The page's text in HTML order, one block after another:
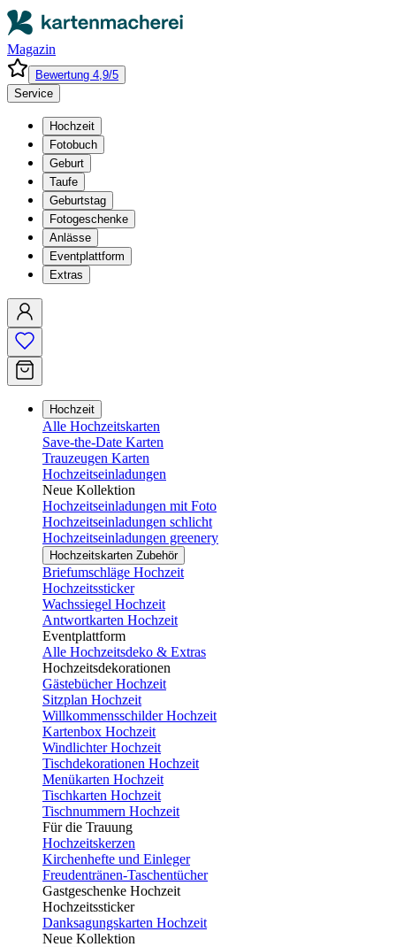
Magazin
Bewertung 4,9/5
Service
Hochzeit
Fotobuch
Geburt
Taufe
Geburtstag
Fotogeschenke
Anlässe
Eventplattform
Extras
Hochzeit
Alle Hochzeitskarten
Save-the-Date Karten
Trauzeugen Karten
Hochzeitseinladungen
Neue Kollektion
Hochzeitseinladungen mit Foto
Hochzeitseinladungen schlicht
Hochzeitseinladungen greenery
Hochzeitskarten Zubehör
Briefumschläge Hochzeit
Hochzeitssticker
Wachssiegel Hochzeit
Antwortkarten Hochzeit
Eventplattform
Alle Hochzeitsdeko & Extras
Hochzeitsdekorationen
Gästebücher Hochzeit
Sitzplan Hochzeit
Willkommensschilder Hochzeit
Kartenbox Hochzeit
Windlichter Hochzeit
Tischdekorationen Hochzeit
Menükarten Hochzeit
Tischkarten Hochzeit
Tischnummern Hochzeit
Für die Trauung
Hochzeitskerzen
Kirchenhefte und Einleger
Freudentränen-Taschentücher
Gastgeschenke Hochzeit
Hochzeitssticker
Danksagungskarten Hochzeit
Neue Kollektion